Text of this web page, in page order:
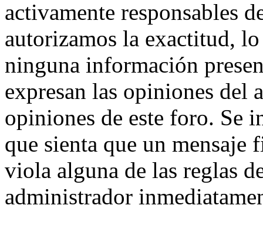
activamente responsables
autorizamos la exactitud,
ninguna información
expresan las opiniones del
opiniones de este foro. Se
que sienta que un mensaje
viola alguna de las reglas
administrador